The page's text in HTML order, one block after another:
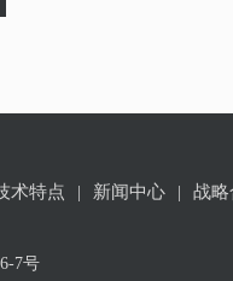
术特点 | 新闻中心 | 战略
7号